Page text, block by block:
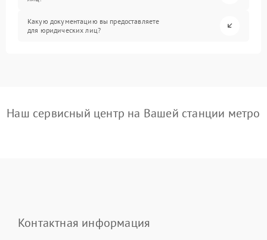
Какую документацию вы предоставляете
для юридических лиц?
Наш сервисный центр на Вашей станции метро
Контактная информация